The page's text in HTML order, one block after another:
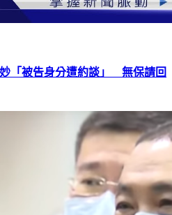
「被告身分遭約談」 無保請回